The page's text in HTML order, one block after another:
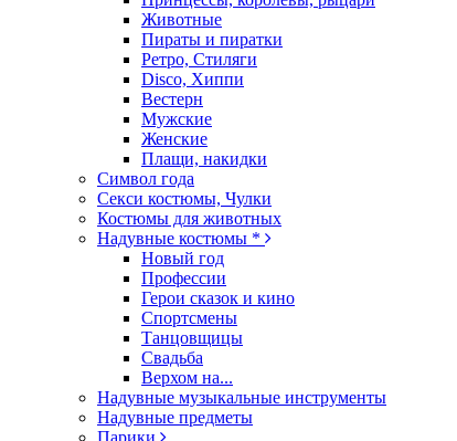
Животные
Пираты и пиратки
Ретро, Стиляги
Disco, Хиппи
Вестерн
Мужские
Женские
Плащи, накидки
Символ года
Секси костюмы, Чулки
Костюмы для животных
Надувные костюмы *
Новый год
Профессии
Герои сказок и кино
Спортсмены
Танцовщицы
Свадьба
Верхом на...
Надувные музыкальные инструменты
Надувные предметы
Парики